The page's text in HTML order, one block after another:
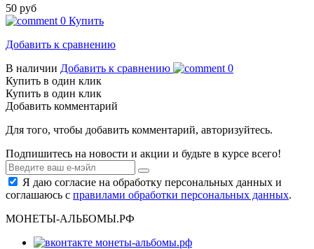
50 руб
0 Купить
Добавить к сравнению
В наличии Добавить к сравнению
0
Купить в один клик
Купить в один клик
Добавить комментарий
Для того, чтобы добавить комментарий, авторизуйтесь.
Подпишитесь на новости и акции и будьте в курсе всего!
Я даю согласие на обработку персональных данных и
соглашаюсь с правилами обработки персональных данных.
МОНЕТЫ-АЛЬБОМЫ.РФ